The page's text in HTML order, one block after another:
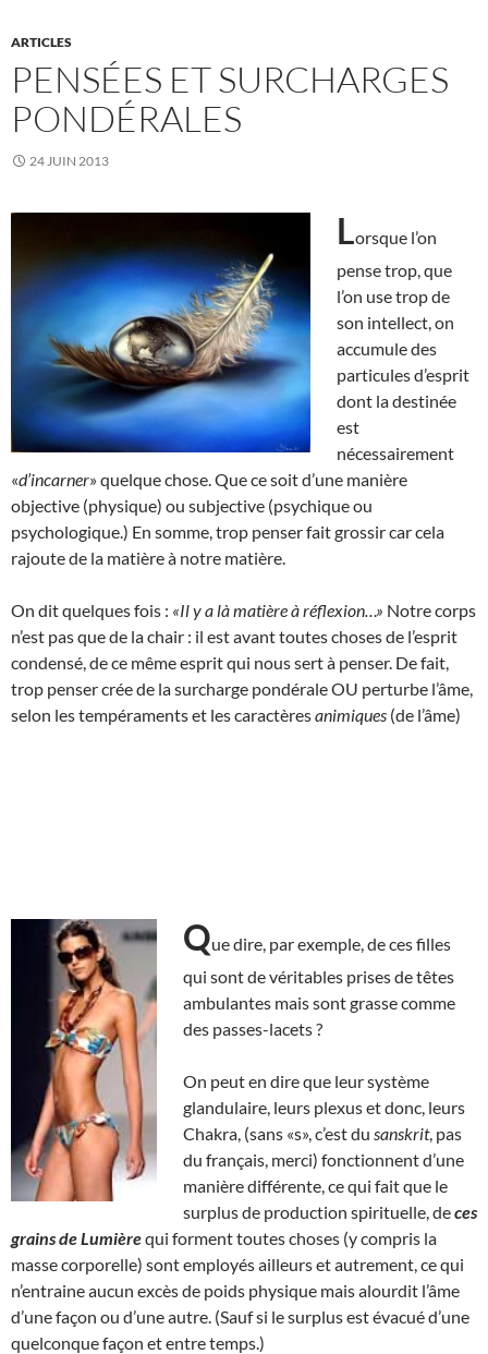
ARTICLES
PENSÉES ET SURCHARGES
PONDÉRALES
24 JUIN 2013
Lorsque l’on
pense trop, que
l’on use trop de
son intellect, on
accumule des
particules d’esprit
dont la destinée
est
nécessairement
«d’incarner» quelque chose. Que ce soit d’une manière
objective (physique) ou subjective (psychique ou
psychologique.) En somme, trop penser fait grossir car cela
rajoute de la matière à notre matière.
On dit quelques fois : «Il y a là matière à réflexion…» Notre corps
n’est pas que de la chair : il est avant toutes choses de l’esprit
condensé, de ce même esprit qui nous sert à penser. De fait,
trop penser crée de la surcharge pondérale OU perturbe l’âme,
selon les tempéraments et les caractèresanimiques (de l’âme)
Que dire, par exemple, de ces filles
qui sont de véritables prises de têtes
ambulantes mais sont grasse comme
des passes-lacets ?
On peut en dire que leur système
glandulaire, leurs plexus et donc, leurs
Chakra, (sans «s», c’est du sanskrit, pas
du français, merci) fonctionnent d’une
manière différente, ce qui fait que le
surplus de production spirituelle, deces
grains de Lumièrequi forment toutes choses (y compris la
masse corporelle) sont employés ailleurs et autrement, ce qui
n’entraine aucun excès de poids physique mais alourdit l’âme
d’une façon ou d’une autre. (Sauf si le surplus est évacué d’une
quelconque façon et entre temps.)